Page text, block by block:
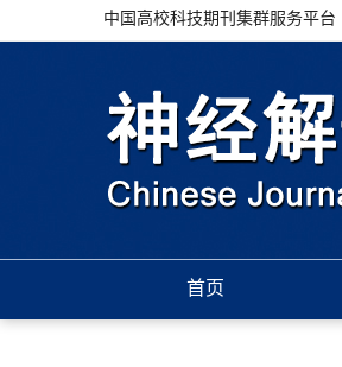
中国高校科技期刊集群服务平台
首页